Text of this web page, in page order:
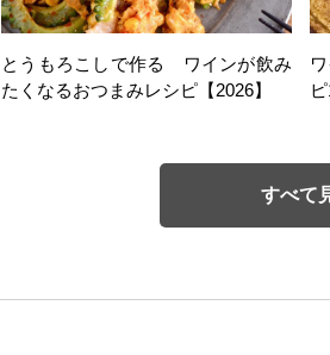
とうもろこしで作る ワインが飲み
たくなるおつまみレシピ【2026】
すべて